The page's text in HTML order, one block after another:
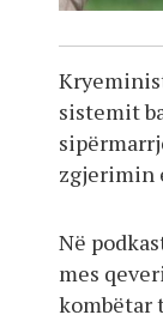
sistemit
zgjerimin
Në
mes
kombëtar